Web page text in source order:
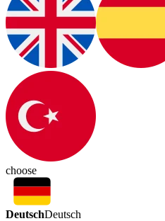
choose
DeutschDeutsch